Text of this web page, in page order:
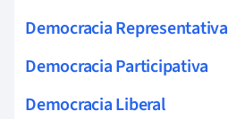
Democracia Representativa
Democracia Participativa
Democracia Liberal